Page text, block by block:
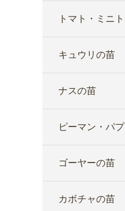
トマト・ミニ
キュウリの苗
ナスの苗
ピーマン・パ
ゴーヤーの苗
カボチャの苗